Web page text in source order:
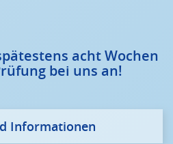
acht Wochen
bei uns an!
Informationen